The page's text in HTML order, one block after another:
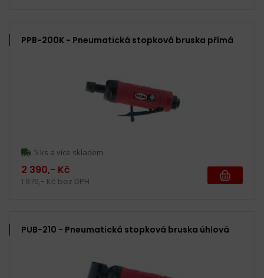
PPB-200K - Pneumatická stopková bruska přímá
5 ks a více skladem
2 390,- Kč
1 975,- Kč bez DPH
PUB-210 - Pneumatická stopková bruska úhlová